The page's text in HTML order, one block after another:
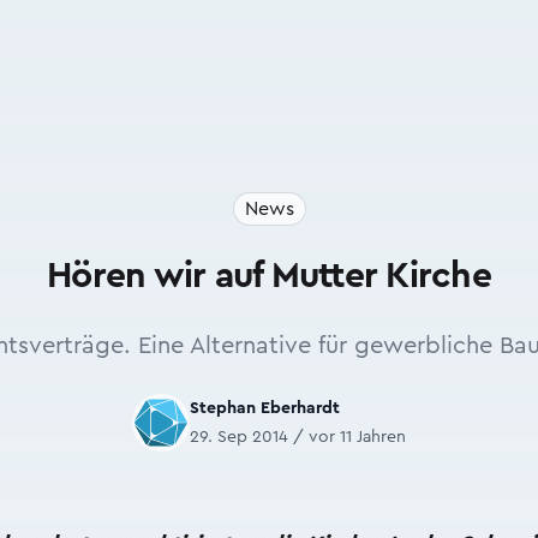
News
Hören wir auf Mutter Kirche
Eine Alternative für gewerbliche
Stephan Eberhardt
29. Sep 2014 / vor 11 Jahren